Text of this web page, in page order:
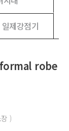
제강점기
formal robe
)